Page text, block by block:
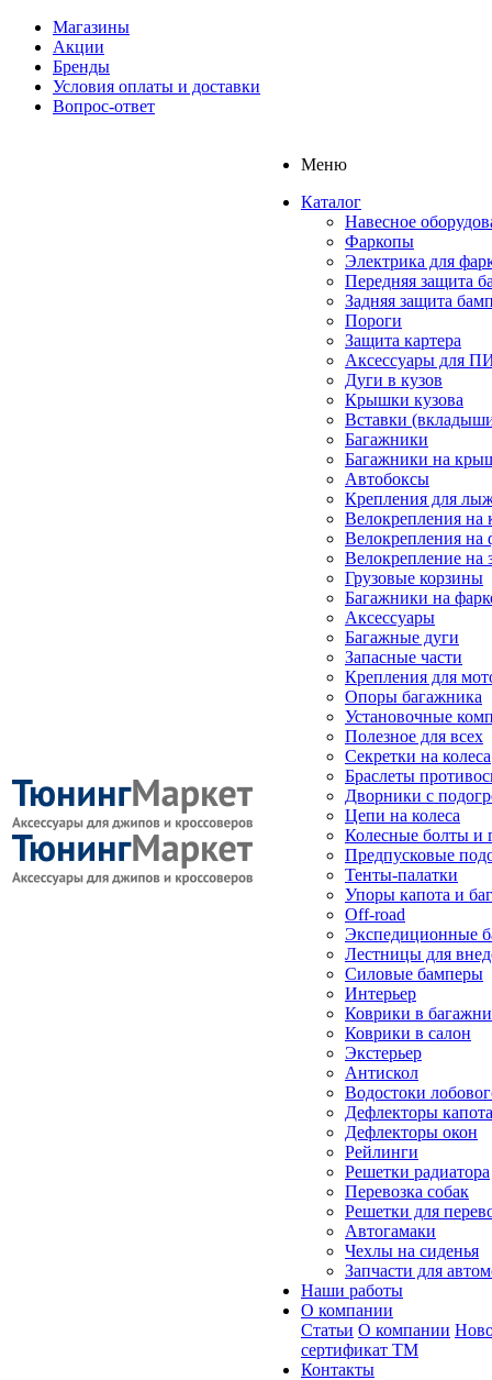
Магазины
Акции
Бренды
Условия оплаты и доставки
Вопрос-ответ
Меню
Каталог
Навесное
Фаркопы
Электрика для
Передняя защита
Задняя защита
Пороги
Защита картера
Аксессуары для
Дуги в кузов
Крышки кузова
Вставки
Багажники
Багажники на
Автобоксы
Крепления для
Велокрепления
Велокрепления на
Велокрепление на
Грузовые корзины
Багажники на
Аксессуары
Багажные дуги
Запасные части
Крепления для
Опоры багажника
Установочные
Полезное для всех
Секретки на колеса
Браслеты
Дворники с
Цепи на колеса
Колесные болты и
Предпусковые
Тенты-палатки
Упоры капота и
Off-road
Экспедиционные
Лестницы для
Силовые бамперы
Интерьер
Коврики в
Коврики в салон
Экстерьер
Антискол
Водостоки
Дефлекторы капота
Дефлекторы окон
Рейлинги
Решетки радиатора
Перевозка собак
Решетки для
Автогамаки
Чехлы на сиденья
Запчасти для
Наши работы
О компании
Статьи О компании
сертификат ТМ
Контакты